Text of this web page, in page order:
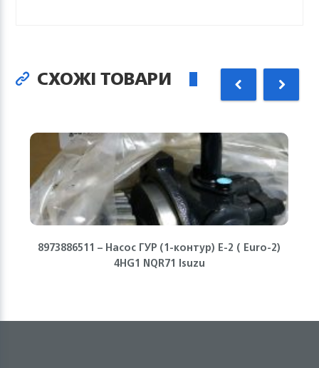
СХОЖІ ТОВАРИ
8973886511 – Насос ГУР (1-контур) Е-2 ( Euro-2)
4HG1 NQR71 Isuzu